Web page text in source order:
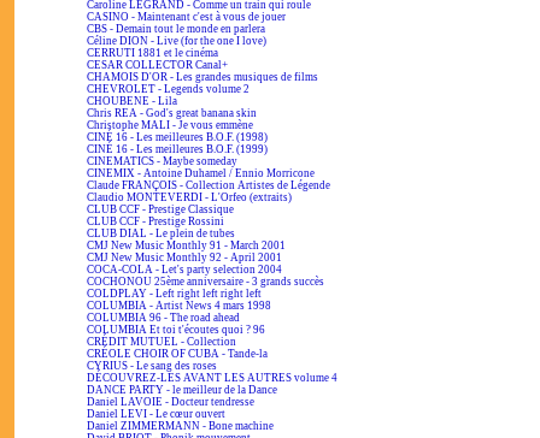
Caroline LEGRAND - Comme un train qui roule
CASINO - Maintenant c'est à vous de jouer
CBS - Demain tout le monde en parlera
Céline DION - Live (for the one I love)
CERRUTI 1881 et le cinéma
CESAR COLLECTOR Canal+
CHAMOIS D'OR - Les grandes musiques de films
CHEVROLET - Legends volume 2
CHOUBENE - Lila
Chris REA - God's great banana skin
Christophe MALI - Je vous emmène
CINÉ 16 - Les meilleures B.O.F. (1998)
CINÉ 16 - Les meilleures B.O.F. (1999)
CINEMATICS - Maybe someday
CINEMIX - Antoine Duhamel / Ennio Morricone
Claude FRANÇOIS - Collection Artistes de Légende
Claudio MONTEVERDI - L'Orfeo (extraits)
CLUB CCF - Prestige Classique
CLUB CCF - Prestige Rossini
CLUB DIAL - Le plein de tubes
CMJ New Music Monthly 91 - March 2001
CMJ New Music Monthly 92 - April 2001
COCA-COLA - Let's party selection 2004
COCHONOU 25ème anniversaire - 3 grands succès
COLDPLAY - Left right left right left
COLUMBIA - Artist News 4 mars 1998
COLUMBIA 96 - The road ahead
COLUMBIA Et toi t'écoutes quoi ? 96
CRÉDIT MUTUEL - Collection
CRÉOLE CHOIR OF CUBA - Tande-la
CYRIUS - Le sang des roses
DÉCOUVREZ-LES AVANT LES AUTRES volume 4
DANCE PARTY - le meilleur de la Dance
Daniel LAVOIE - Docteur tendresse
Daniel LEVI - Le cœur ouvert
Daniel ZIMMERMANN - Bone machine